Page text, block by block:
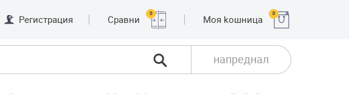
Регистрация Сравни
0
Moя kошница
0
напреднал